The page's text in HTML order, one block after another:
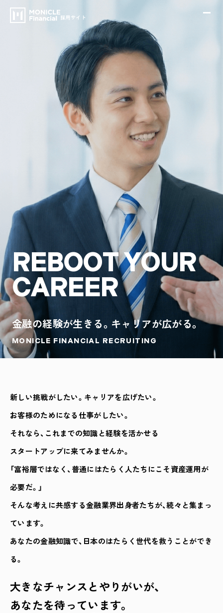
採用サイト
REBOOT YOUR
CAREER
金融の経験が生きる。キャリアが広がる。
MONICLE FINANCIAL RECRUITING
新しい挑戦がしたい。キャリアを広げたい。
お客様のためになる仕事がしたい。
それなら、これまでの知識と経験を活かせる
スタートアップに来てみませんか。
「富裕層ではなく、普通にはたらく人たちにこそ資産運用が
必要だ。」
そんな考えに共感する金融業界出身者たちが、続々と集まっ
ています。
あなたの金融知識で、日本のはたらく世代を救うことができ
る。
大きなチャンスとやりがいが、
あなたを待っています。